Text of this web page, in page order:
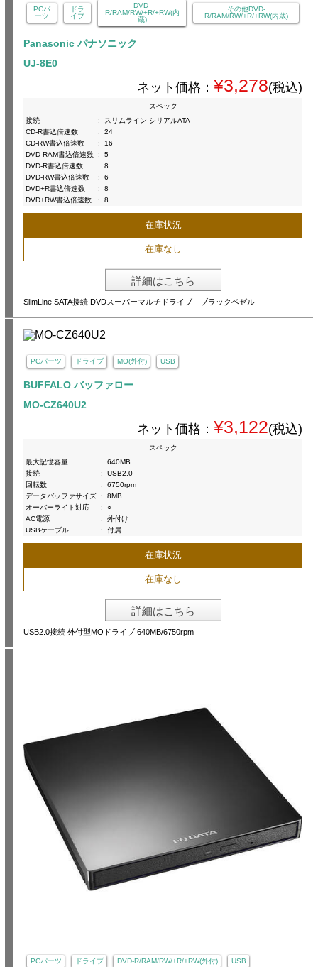
PCパ
ーツ
ドラ
イブ
DVD-
R/RAM/RW/+R/+RW(内
蔵)
その他DVD-
R/RAM/RW/+R/+RW(内蔵)
Panasonic パナソニック
UJ-8E0
ネット価格： ¥3,278(税込)
スペック
接続
:
スリムライン シリアルATA
CD-R書込倍速数
:
24
CD-RW書込倍速数
:
16
DVD-RAM書込倍速数 :
5
DVD-R書込倍速数
:
8
DVD-RW書込倍速数
:
6
DVD+R書込倍速数
:
8
DVD+RW書込倍速数
: 8
在庫状況
在庫なし
詳細はこちら
SlimLine SATA接続 DVDスーパーマルチドライブ ブラックベゼル
PCパーツ ドライブ MO(外付) USB
BUFFALO バッファロー
MO-CZ640U2
ネット価格： ¥3,122(税込)
スペック
最大記憶容量
:
640MB
接続
:
USB2.0
回転数
:
6750rpm
データバッファサイズ :
8MB
オーバーライト対応
:
○
AC電源
:
外付け
USBケーブル
: 付属
在庫状況
在庫なし
詳細はこちら
USB2.0接続 外付型MOドライブ 640MB/6750rpm
PCパーツ ドライブ DVD-R/RAM/RW/+R/+RW(外付) USB